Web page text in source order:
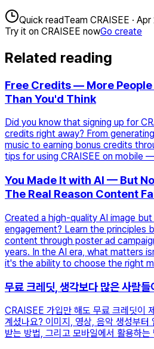
Quick readTeam CRAISEE · Apr
Try it on CRAISEE nowGo create
Related reading
Free Credits — More
Than You'd Think
Did you know that signing up for
credits right away? From
music to earning bonus credits
tips for using CRAISEE on mobile
You Made It with AI — But
The Real Reason Content
Created a high-quality AI image
engagement? Learn the principles
content through poster ad
years. In the AI era, what matters
it's the ability to choose the right
무료 크레딧, 생각보다 많은 사람
CRAISEE 가입만 해도 무료 크레딧이
계셨나요? 이미지, 영상, 음악 생성부터
받는 방법, 그리고 모바일에서 활용하는